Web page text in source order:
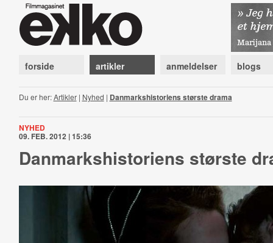
forside artikler anmeldelser blogs
Du er her:Artikler| Nyhed | Danmarkshistoriens største drama
NYHED
09. FEB. 2012 | 15:36
Danmarkshistoriens største